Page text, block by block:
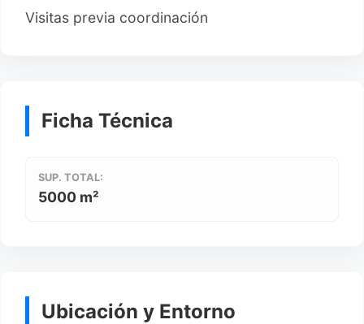
Visitas previa coordinación
Ficha Técnica
SUP. TOTAL:
5000 m²
Ubicación y Entorno